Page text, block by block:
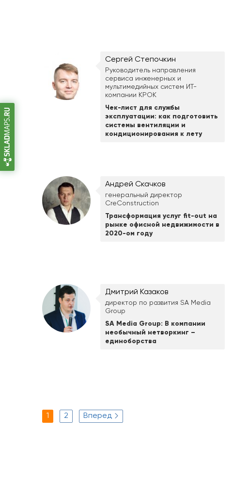
Сергей Степочкин
Руководитель направления
сервиса инженерных и
мультимедийных систем ИТ-
компании КРОК
Чек-лист для службы
эксплуатации: как подготовить
системы вентиляции и
кондиционирования к лету
Андрей Скачков
генеральный директор
CreConstruction
Трансформация услуг fit-out на
рынке офисной недвижимости в
2020-ом году
Дмитрий Казаков
директор по развития SA Media
Group
SA Media Group: В компании
необычный нетворкинг –
единоборства
1 2 Вперед